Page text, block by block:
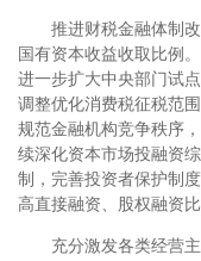
推进财税金融体制
国有资本收益收取比例
进一步扩大中央部门试
调整优化消费税征税范
规范金融机构竞争秩序
续深化资本市场投融资
制，完善投资者保护制
高直接融资、股权融资比
充分激发各类经营